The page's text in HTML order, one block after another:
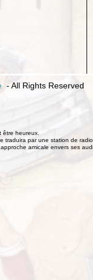
- All Rights Reserved
heureux.
par une station de
amicale envers ses